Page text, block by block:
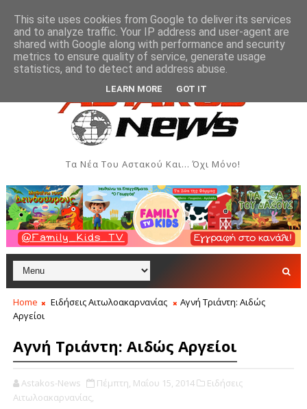
του Συλλόγου Γυναικών Αστακού ΠΟΛΙΤΙΣΜΌΣ
Τα Νέα Του Αστακού Και... Όχι Μόνο!
Home Ειδήσεις Αιτωλοακαρνανίας
Αγνή Τριάντη: Αιδώς
Αργείοι
Αγνή Τριάντη: Αιδώς Αργείοι
Astakos-News Πέμπτη, Μαΐου 15, 2014
Ειδήσεις
Αιτωλοακαρνανίας,
This site uses cookies from Google to deliver its services
and to analyze traffic. Your IP address and user-agent are
shared with Google along with performance and security
metrics to ensure quality of service, generate usage
statistics, and to detect and address abuse.
LEARN MORE GOT IT